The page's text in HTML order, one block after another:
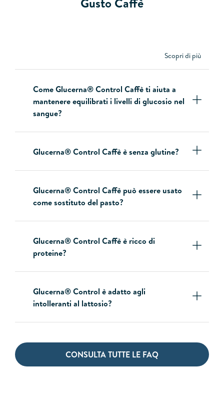
Scopri di più
Come Glucerna® Control Caffè ti aiuta a
mantenere equilibrati i livelli di glucosio nel
sangue?
Glucerna® Control Caffè è senza glutine?
Glucerna® Control Caffè può essere usato
come sostituto del pasto?
Glucerna® Control Caffè è ricco di
proteine?
Glucerna® Control è adatto agli
intolleranti al lattosio?
CONSULTA TUTTE LE FAQ